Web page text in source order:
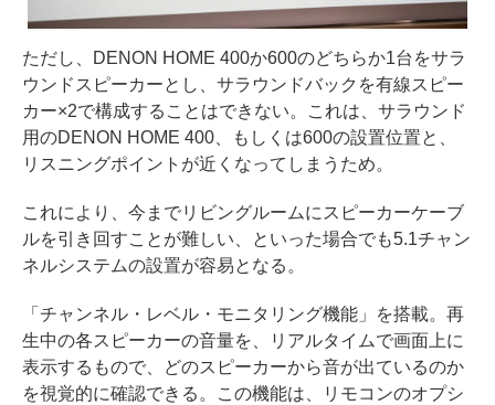
ただし、DENON HOME 400か600のどちらか1台をサラ
ウンドスピーカーとし、サラウンドバックを有線スピー
カー×2で構成することはできない。これは、サラウンド
用のDENON HOME 400、もしくは600の設置位置と、
リスニングポイントが近くなってしまうため。
これにより、今までリビングルームにスピーカーケーブ
ルを引き回すことが難しい、といった場合でも5.1チャン
ネルシステムの設置が容易となる。
「チャンネル・レベル・モニタリング機能」を搭載。再
生中の各スピーカーの音量を、リアルタイムで画面上に
表示するもので、どのスピーカーから音が出ているのか
を視覚的に確認できる。この機能は、リモコンのオプシ